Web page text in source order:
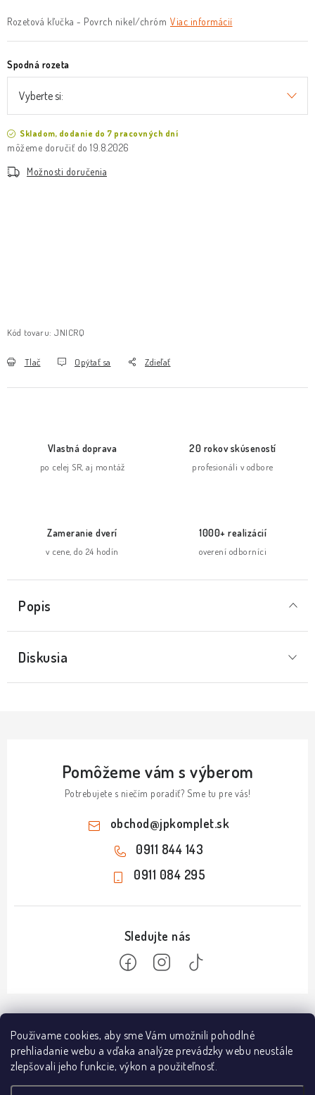
Používame cookies, aby sme Vám umožnili pohodlné
prehliadanie webu a vďaka analýze prevádzky webu neustále
zlepšovali jeho funkcie, výkon a použiteľnosť.
Rozetová kľučka - Povrch nikel/chróm Viac informácií
Spodná rozeta
Skladom, dodanie do 7 pracovných dní
19.8.2026
Možnosti doručenia
Kód tovaru: JNICRQ
Tlač Opýtať sa Zdieľať
Vlastná doprava
po celej SR, aj montáž
20 rokov skúseností
profesionáli v odbore
Zameranie dverí
v cene, do 24 hodín
1000+ realizácií
overení odborníci
Popis
Diskusia
Pomôžeme vám s výberom
Potrebujete s niečím poradiť? Sme tu pre vás!
obchod@jpkomplet.sk
0911 844 143
0911 084 295
Z
á
Informácie
Doprava a platba
Predajňa NÁMESTOVO